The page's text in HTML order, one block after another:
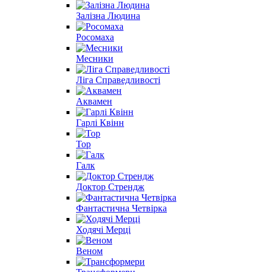
Залізна Людина
Росомаха
Месники
Ліга Справедливості
Аквамен
Гарлі Квінн
Тор
Галк
Доктор Стрендж
Фантастична Четвірка
Ходячі Мерці
Веном